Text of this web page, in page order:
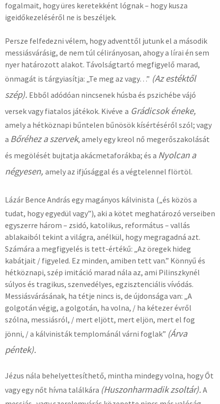
fogalmait, hogy üres keretekként lógnak – hogy kusza
igeidőkezeléséről ne is beszéljek.
Persze felfedezni vélem, hogy adventtől jutunk el a második
messiásvárásig, de nem túl célirányosan, ahogy a lírai én sem
nyer határozott alakot. Távolságtartó megfigyelő marad,
önmagát is tárgyiasítja: „Te meg az vagy…” (Az estéktől
szép). Ebből adódóan nincsenek húsba és pszichébe vájó
versek vagy fiatalos játékok. Kivéve a Grádicsok éneke,
amely a hétköznapi bűntelen bűnösök kísértéséről szól; vagy
a Bőréhez a szervek, amely egy kreol nő megerőszakolását
és megölését bujtatja akácmetaforákba; és a Nyolcan a
négyesen, amely az ifjúsággal és a végtelennel flörtöl.
Lázár Bence András egy magányos kálvinista („és közös a
tudat, hogy egyedül vagy”), aki a kötet meghatározó verseiben
egyszerre három – zsidó, katolikus, református – vallás
ablakaiból tekint a világra, anélkül, hogy megragadná azt.
Számára a megfigyelés is tett-értékű: „Az öregek hideg
kabátjait / figyeled. Ez minden, amiben tett van.” Könnyű és
hétköznapi, szép imitáció marad nála az, ami Pilinszkynél
súlyos és tragikus, szenvedélyes, egzisztenciális vívódás.
Messiásvárásának, ha tétje nincs is, de újdonsága van: „A
golgotán végig, a golgotán, ha volna, / ha kétezer évről
szólna, messiásról, / mert eljött, mert eljön, mert el fog
jönni, / a kálvinisták templománál várni foglak” (Árva
péntek).
Jézus nála behelyettesíthető, mintha mindegy volna, hogy Őt
vagy egy nőt hívna találkára (Huszonharmadik zsoltár). A